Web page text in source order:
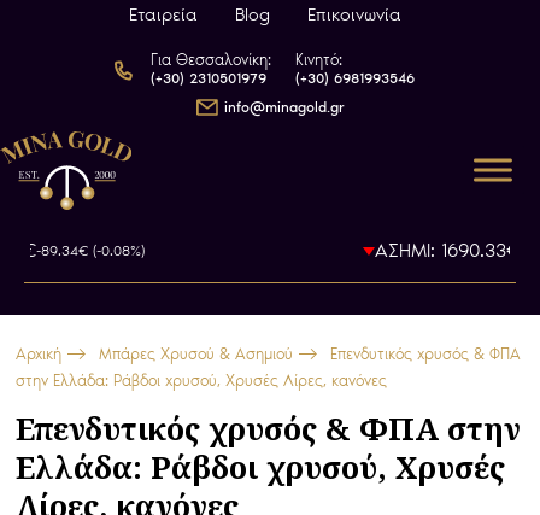
Εταιρεία Blog Επικοινωνία
Για Θεσσαλονίκη:
(+30) 2310501979
Κινητό:
(+30) 6981993546
info@minagold.gr
-89.34€ (-0.08%) ΑΣΗΜΙ: 1690.33€-9.46€
Αρχική Μπάρες Χρυσού & Ασημιού
Επενδυτικός χρυσός & ΦΠΑ
στην Ελλάδα: Ράβδοι χρυσού, Χρυσές Λίρες, κανόνες
Επενδυτικός χρυσός & ΦΠΑ στην
Ελλάδα: Ράβδοι χρυσού, Χρυσές
Λίρες, κανόνες